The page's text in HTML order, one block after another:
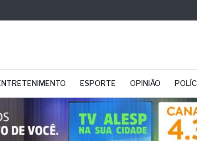
ESPORTE OPINIÃO